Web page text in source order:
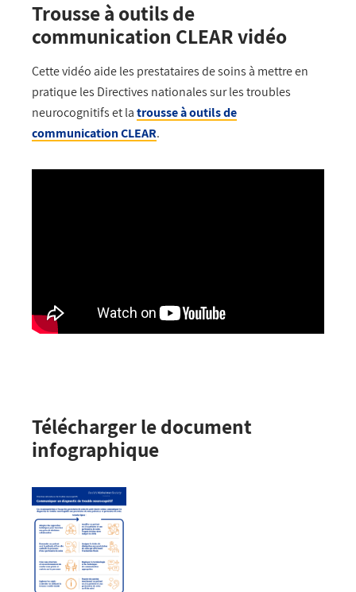
Trousse à outils de
communication CLEAR vidéo
Cette vidéo aide les prestataires de soins à mettre en
pratique les Directives nationales sur les troubles
neurocognitifs et latrousse à outils de
communication CLEAR.
Télécharger le document
infographique